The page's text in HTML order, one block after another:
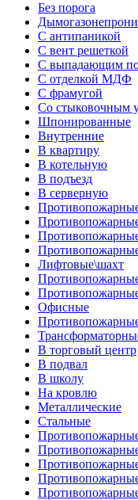
Без порога
С антипаникой
С вент решеткой
С выпадающим
С отделкой МДФ
С фрамугой
Со стыковочным
Шпонированные
Внутренние
В квартиру
В котельную
В подъезд
В серверную
Лифтовые\шахт
Офисные
В торговый центр
В подвал
В школу
На кровлю
Металлические
Стальные